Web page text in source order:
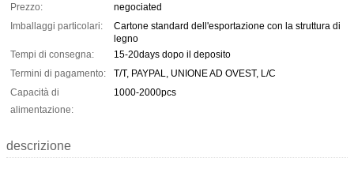
Prezzo:
negociated
Imballaggi particolari:
Cartone standard dell'esportazione con la struttura di
legno
Tempi di consegna:
15-20days dopo il deposito
Termini di pagamento:
T/T, PAYPAL, UNIONE AD OVEST, L/C
Capacità di
alimentazione:
1000-2000pcs
descrizione